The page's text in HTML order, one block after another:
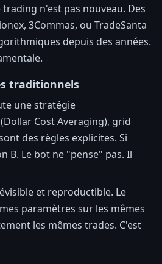
n'est pas nouveau. Des
3Commas, ou TradeSanta
depuis des années.
traditionnels
une stratégie
Cost Averaging), grid
des règles explicites. Si
B. Le bot ne "pense" pas. Il
et reproductible. Le
paramètres sur les mêmes
les mêmes trades. C'est